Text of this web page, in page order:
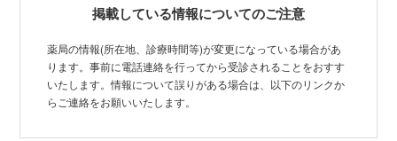
掲載している情報についてのご注意
薬局の情報(所在地、診療時間等)が変更になっている場合があ
ります。事前に電話連絡を行ってから受診されることをおすす
いたします。情報について誤りがある場合は、以下のリンクか
らご連絡をお願いいたします。